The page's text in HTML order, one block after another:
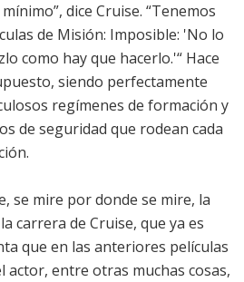
dice Cruise. “Tenemos
de Misión: Imposible: 'No lo
como hay que hacerlo.'“ Hace
siendo perfectamente
regímenes de formación y
de seguridad que rodean cada
se mire por donde se mire, la
carrera de Cruise, que ya es
que en las anteriores películas
actor, entre otras muchas cosas,